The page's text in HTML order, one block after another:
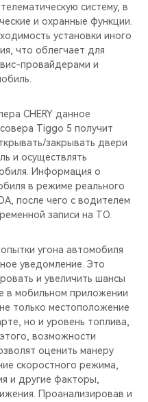
систему, в
и охранные функции.
установки иного
что облегчает для
провайдерами и
CHERY данное
Tiggo 5 получит
закрывать двери
и осуществлять
Информация о
в режиме реального
после чего с водителем
записи на ТО.
угона автомобиля
уведомление. Это
и увеличить шансы
в мобильном приложении
только местоположение
но и уровень топлива,
возможности
оценить манеру
скоростного режима,
и другие факторы,
Проанализировав и